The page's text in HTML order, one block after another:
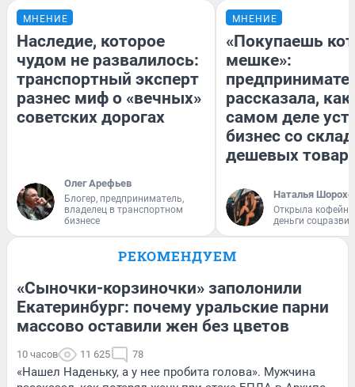
МНЕНИЕ
Наследие, которое
чудом не развалилось:
транспортный эксперт
разнес миф о «вечных»
советских дорогах
Олег Арефьев
Блогер, предприниматель,
владелец в транспортном
бизнесе
МНЕНИЕ
«Покупаешь
мешке»:
рассказала, как
самом деле
бизнес со
дешевых
Наталья
Открыла
деньги
РЕКОМЕНДУЕМ
«Сыночки-корзиночки» заполонили
Екатеринбург: почему уральские парни
массово оставили жен без цветов
10 часов 11 625 78
«Нашел Наденьку, а у нее пробита голова». Мужчина